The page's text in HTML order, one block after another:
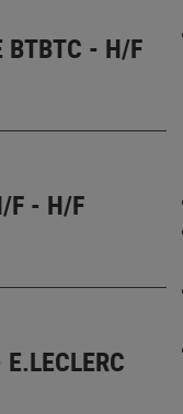
BTBTC - H/F
F - H/F